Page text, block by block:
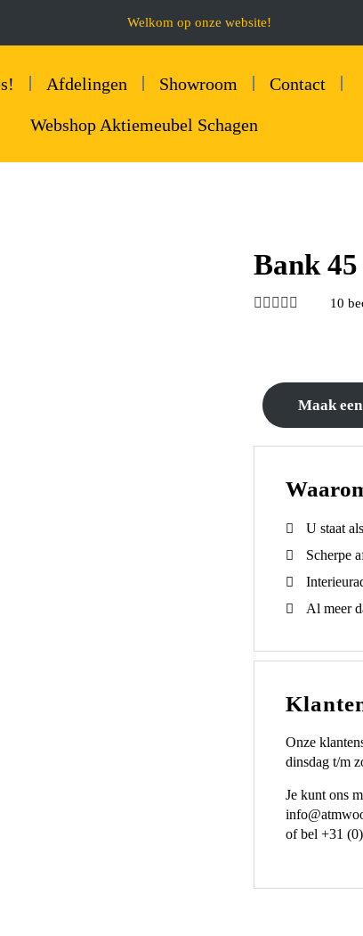
Welkom op onze website!
Afdelingen Showroom Contact
Webshop Aktiemeubel Schagen
Bank 45
     10
Maak
U staat
Scherpe
Al meer
Onze
dinsdag t/m
Je kunt ons
of bel +31